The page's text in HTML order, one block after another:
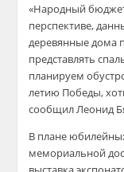
«Народный
перспективе,
деревянные дома
представлять
планируем
летию Победы,
сообщил Леонид
В плане
мемориальной